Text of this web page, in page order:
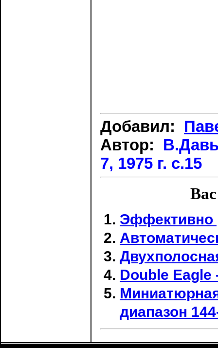
Добавил:
Автор:
7, 1975 г. с.15
Эффективно
Double Eagle
диапазон